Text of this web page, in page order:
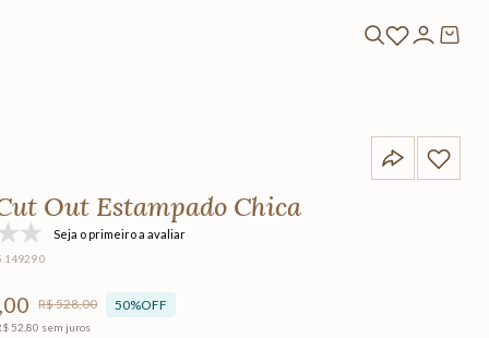
Out Estampado Chica
Seja o primeiro a avaliar
,00 R$528,00 50%OFF
52 ,80 sem juros